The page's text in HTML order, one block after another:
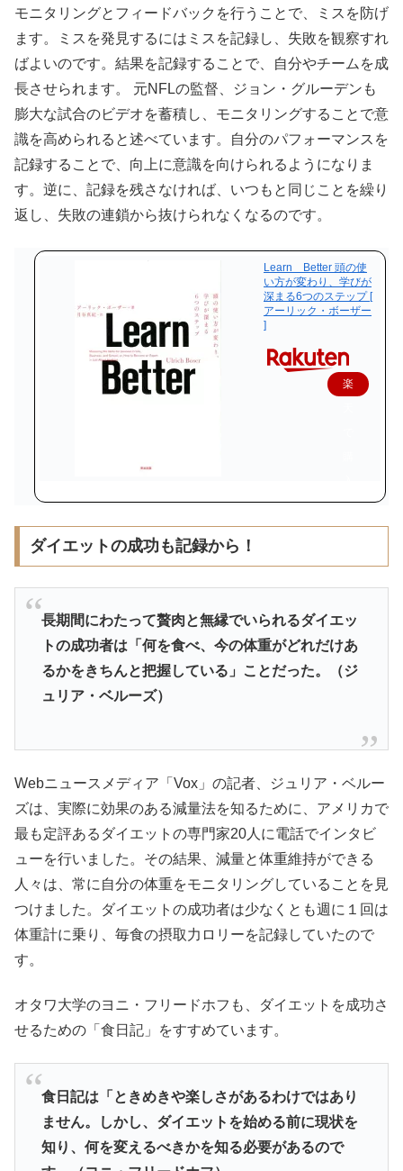
モニタリングとフィードバックを行うことで、ミスを防げ
ます。ミスを発見するにはミスを記録し、失敗を観察すれ
ばよいのです。結果を記録することで、自分やチームを成
長させられます。 元NFLの監督、ジョン・グルーデンも
膨大な試合のビデオを蓄積し、モニタリングすることで意
識を高められると述べています。自分のパフォーマンスを
記録することで、向上に意識を向けられるようになりま
す。逆に、記録を残さなければ、いつもと同じことを繰り
返し、失敗の連鎖から抜けられなくなるのです。
Learn Better 頭の使
い方が変わり、学びが
深まる6つのステップ [
アーリック・ボーザー
]
楽
ダイエットの成功も記録から！
長期間にわたって贅肉と無縁でいられるダイエッ
トの成功者は「何を食べ、今の体重がどれだけあ
るかをきちんと把握している」ことだった。（ジ
ュリア・ベルーズ）
Webニュースメディア「Vox」の記者、ジュリア・ベルー
ズは、実際に効果のある減量法を知るために、アメリカで
最も定評あるダイエットの専門家20人に電話でインタビ
ューを行いました。その結果、減量と体重維持ができる
人々は、常に自分の体重をモニタリングしていることを見
つけました。ダイエットの成功者は少なくとも週に１回は
体重計に乗り、毎食の摂取力ロリーを記録していたので
す。
オタワ大学のヨニ・フリードホフも、ダイエットを成功さ
せるための「食日記」をすすめています。
食日記は「ときめきや楽しさがあるわけではあり
ません。しかし、ダイエットを始める前に現状を
知り、何を変えるべきかを知る必要があるので